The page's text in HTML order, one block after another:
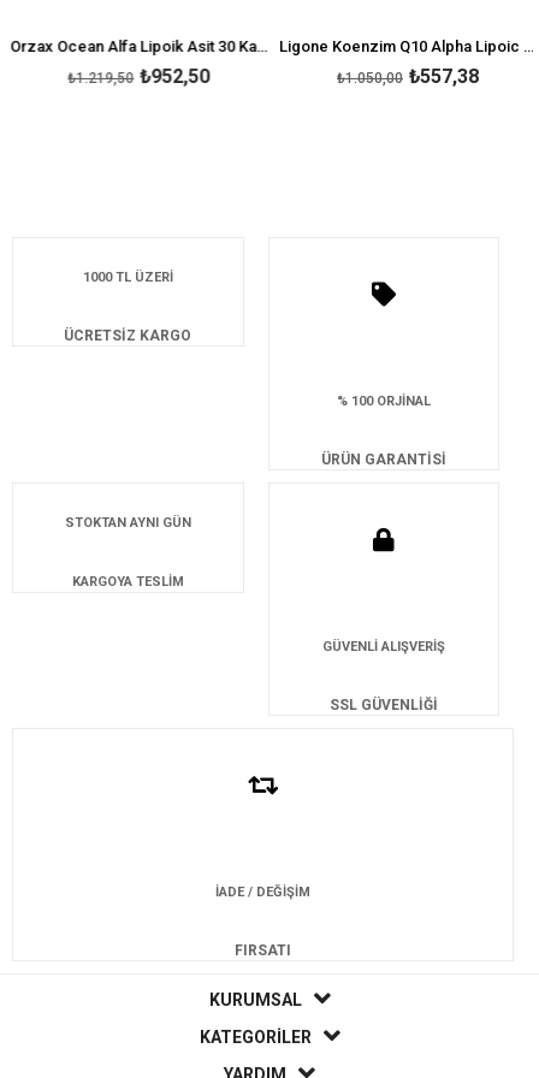
Orzax Ocean Alfa Lipoik Asit 30 Kapsül
₺952,50
₺1.219,50
Ligone Koenzim Q10 Alpha Lipoic Acid 45 Kapsül
₺557,38
₺1.050,00
1000 TL ÜZERİ
ÜCRETSİZ KARGO
% 100 ORJİNAL
ÜRÜN GARANTİSİ
STOKTAN AYNI GÜN
KARGOYA TESLİM
GÜVENLİ ALIŞVERİŞ
SSL GÜVENLİĞİ
İADE / DEĞİŞİM
FIRSATI
KURUMSAL
KATEGORİLER
YARDIM